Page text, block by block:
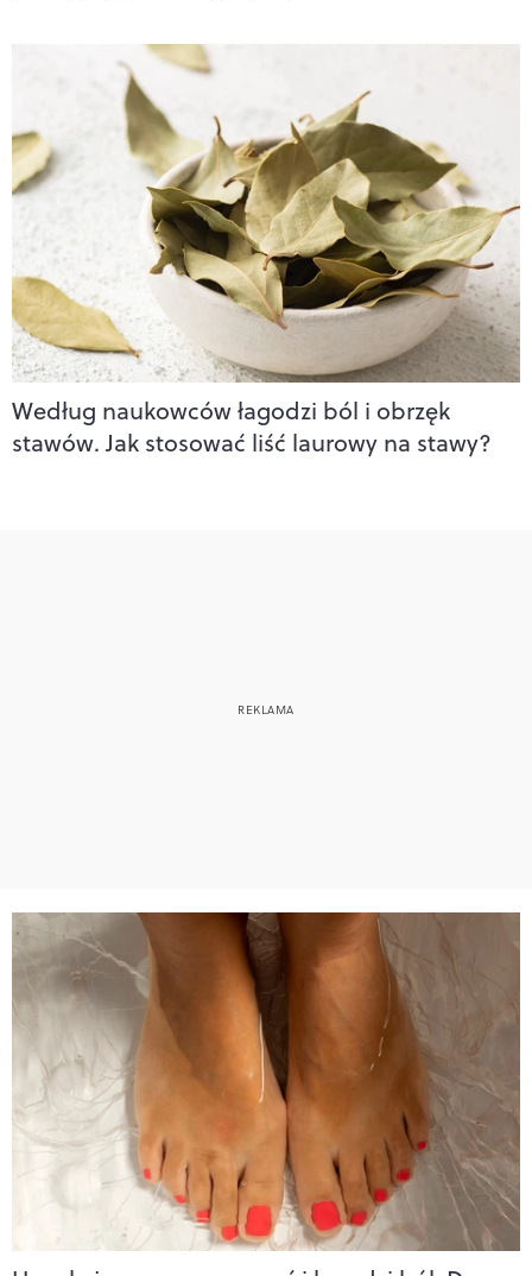
Według naukowców łagodzi ból i obrzęk
stawów. Jak stosować liść laurowy na stawy?